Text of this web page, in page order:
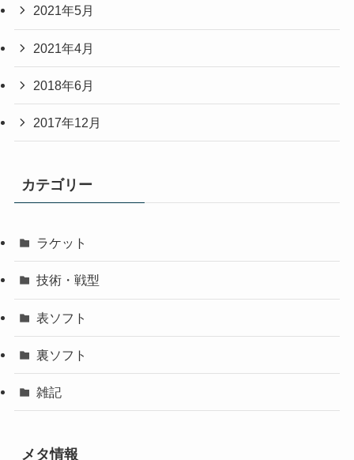
2021年5月
2021年4月
2018年6月
2017年12月
カテゴリー
ラケット
技術・戦型
表ソフト
裏ソフト
雑記
メタ情報